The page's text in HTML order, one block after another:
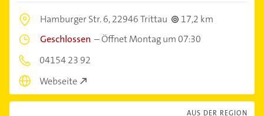
Hamburger Str. 6,22946 Trittau
17,2 km
Geschlossen –Öffnet Montag um 07:30
04154 23 92
Webseite
AUS DER REGION